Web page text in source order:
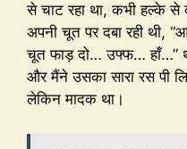
से चाट रहा था, कभी हल्के से
अपनी चूत पर दबा रही थी,
चूत फाड़ दो… उफ्फ… हाँ…”
और मैंने उसका सारा रस पी
लेकिन मादक था।